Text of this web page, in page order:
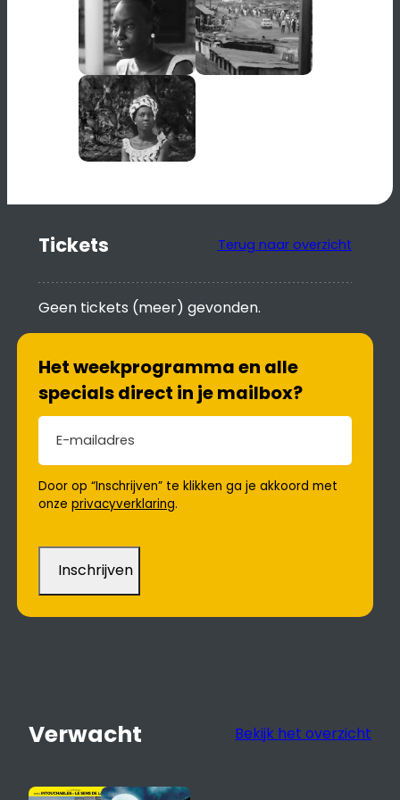
Tickets Terug naar overzicht
Geen tickets (meer) gevonden.
Het weekprogramma en alle
specials direct in je mailbox?
E-mailadres
Door op “Inschrijven” te klikken ga je akkoord met
onzeprivacyverklaring.
Verwacht Bekijk het overzicht